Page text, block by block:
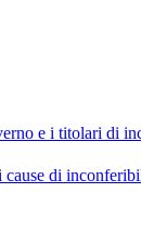
e i titolari di
di